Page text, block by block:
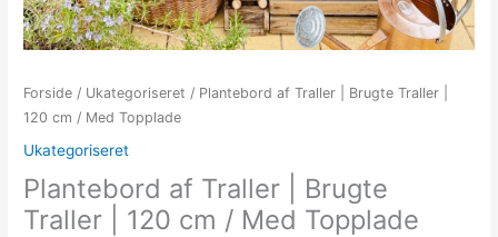
Forside / Ukategoriseret / Plantebord af Traller | Brugte Traller |
120 cm / Med Topplade
Ukategoriseret
Plantebord af Traller | Brugte
Traller | 120 cm / Med Topplade